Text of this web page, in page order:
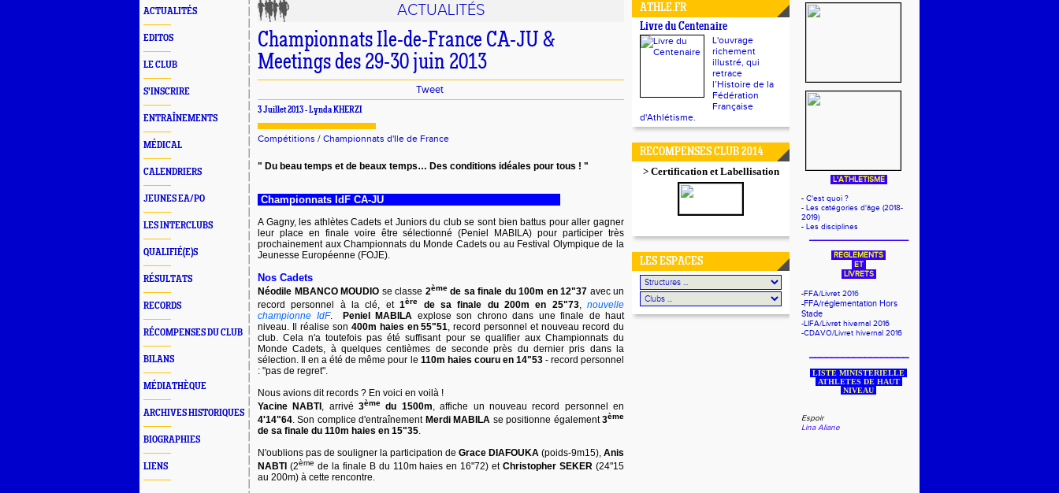
ACTUALITÉS
EDITOS
LE CLUB
S'INSCRIRE
ENTRAÎNEMENTS
MÉDICAL
CALENDRIERS
JEUNES EA/PO
LES INTERCLUBS
QUALIFIÉ(E)S
RÉSULTATS
RECORDS
RÉCOMPENSES DU CLUB
BILANS
MÉDIATHÈQUE
ARCHIVES HISTORIQUES
BIOGRAPHIES
LIENS
ACTUALITÉS
Championnats Ile-de-France CA-JU &
Meetings des 29-30 juin 2013
Tweet
3 Juillet 2013 -Lynda KHERZI
Compétitions / Championnats d'Ile de France
" Du beau temps et de beaux temps… Des conditions idéales pour tous ! "
Championnats IdF CA-JU
A Gagny, les athlètes Cadets et Juniors du club se sont bien battus pour aller gagner
leur place en finale voire être sélectionné (Peniel MABILA) pour participer très
prochainement aux Championnats du Monde Cadets ou au Festival Olympique de la
Jeunesse Européenne (FOJE).
Nos Cadets
Néodile MBANCO MOUDIO se classe 2èmede sa finale du 100m en 12"37 avec un
record personnel à la clé, et1ère de sa finale du 200m en 25"73,nouvelle
championne IdF. Peniel MABILA explose son chrono dans une finale de haut
niveau. Il réalise son 400m haies en 55"51, record personnel et nouveau record du
club. Cela n'a toutefois pas été suffisant pour se qualifier aux Championnats du
Monde Cadets, à quelques centièmes de seconde près du dernier pris dans la
sélection. Il en a été de même pour le 110m haies couru en 14"53- record personnel
: "pas de regret".
Nous avions dit records ? En voici en voilà !
Yacine NABTI , arrivé3ème du 1500m, affiche un nouveau record personnel en
4'14"64. Son complice d'entraînement Merdi MABILA se positionne également3ème
de sa finale du 110m haies en 15"35.
N'oublions pas de souligner la participation de Grace DIAFOUKA (poids-9m15), Anis
NABTI (2ème de la finale B du 110m haies en 16"72) etChristopher SEKER (24"15
au 200m) à cette rencontre.
ATHLE.FR
Livre du Centenaire
L'ouvrage
richement
illustré, qui
retrace
l’Histoire de la
Fédération
Française
d'Athlétisme.
RECOMPENSES CLUB 2014
> Certification et Labellisation
LES ESPACES
L'ATHLETISME
- C'est quoi ?
- Les catégories d'âge (2018-
2019)
- Les disciplines
__________________
REGLEMENTS
ET
LIVRETS
-FFA/Livret 2016
-FFA/réglementation Hors
Stade
-LIFA/Livret hivernal 2016
-CDAVO/Livret hivernal 2016
__________________
LISTE MINISTERIELLE
ATHLETES DE HAUT
NIVEAU
Espoir
Lina Aliane